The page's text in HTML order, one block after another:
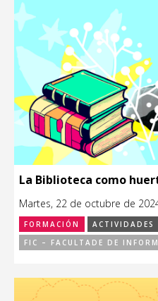
La Biblioteca como
Martes, 22 de octubre de
FORMACIÓN
ACTIVIDADES
FIC – FACULTADE DE